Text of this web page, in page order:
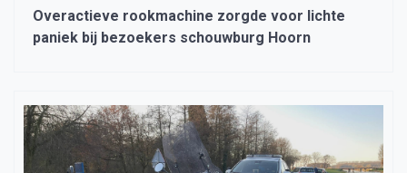
Overactieve rookmachine zorgde voor lichte
paniek bij bezoekers schouwburg Hoorn